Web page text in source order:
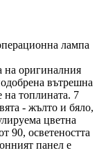
лампа
на оригиналния
вътрешна
на топлината. 7
- жълто и бяло,
цветна
90, осветеността
панел е